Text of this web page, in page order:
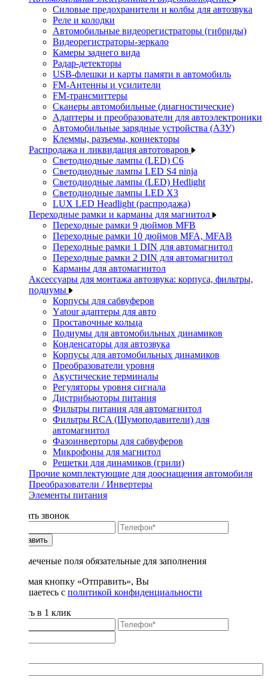
Силовые предохранители и колбы для автозвука
Реле и колодки
Автомобильные видеорегистраторы (гибриды)
Видеорегистраторы-зеркало
Камеры заднего вида
Радар-детекторы
USB-флешки и карты памяти в автомобиль
FM-Антенны и усилители
FM-трансмиттеры
Сканеры автомобильные (диагностические)
Адаптеры и преобразователи для автоэлектроники
Автомобильные зарядные устройства (АЗУ)
Клеммы, разъемы, коннекторы
Распродажа и ликвидация автотоваров
Светодиодные лампы (LED) C6
Светодиодные лампы LED S4 ninja
Светодиодные лампы (LED) Hedlight
Светодиодные лампы LED X3
LUX LED Headlight (распродажа)
Переходные рамки и карманы для магнитол
Переходные рамки 9 дюймов MFB
Переходные рамки 10 дюймов MFA, MFAB
Переходные рамки 1 DIN для автомагнитол
Переходные рамки 2 DIN для автомагнитол
Карманы для автомагнитол
Аксессуары для монтажа автозвука: корпуса, фильтры,
подиумы
Корпусы для сабвуферов
Yаtour адаптеры для авто
Проставочные кольца
Подиумы для автомобильных динамиков
Конденсаторы для автозвука
Корпусы для автомобильных динамиков
Преобразователи уровня
Акустические терминалы
Регуляторы уровня сигнала
Дистрибьюторы питания
Фильтры питания для автомагнитол
Фильтры RCA (Шумоподавители) для
автомагнитол
Фазоинверторы для сабвуферов
Микрофоны для магнитол
Решетки для динамиков (грили)
Прочие комплектующие для дооснащения автомобиля
Преобразователи / Инвертеры
Элементы питания
Заказать звонок
Отправить
* - отмеченые поля обязательные для заполнения
Нажимая кнопку «Отправить», Вы
соглашаетесь с политикой конфиденциальности
Купить в 1 клик